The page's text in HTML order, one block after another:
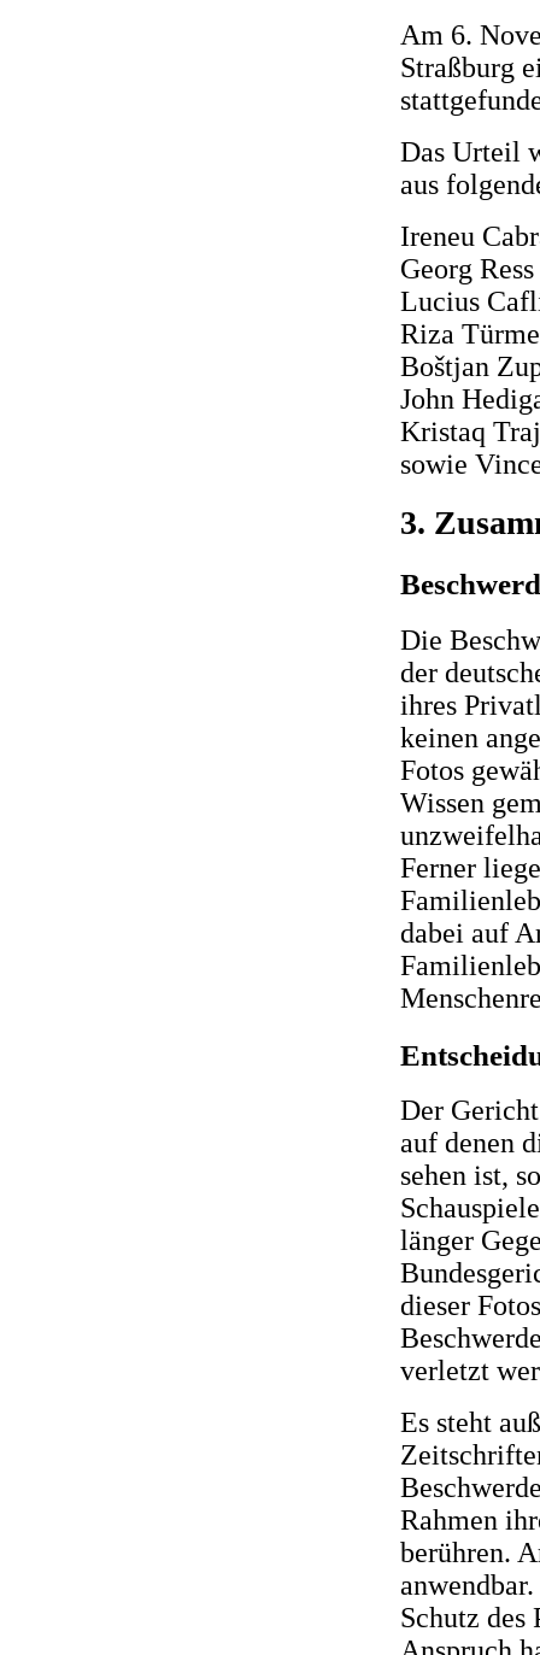
Am 6.
Straßburg
Das Urteil
aus
Ireneu
Georg
Lucius
Riza
Boštjan
John
Kristaq
sowie
3.
Die
der
ihres
keinen
Fotos
Wissen
Ferner
dabei auf
Der
auf denen
sehen ist,
länger
dieser
verletzt
Es steht
Rahmen
berühren.
Schutz des